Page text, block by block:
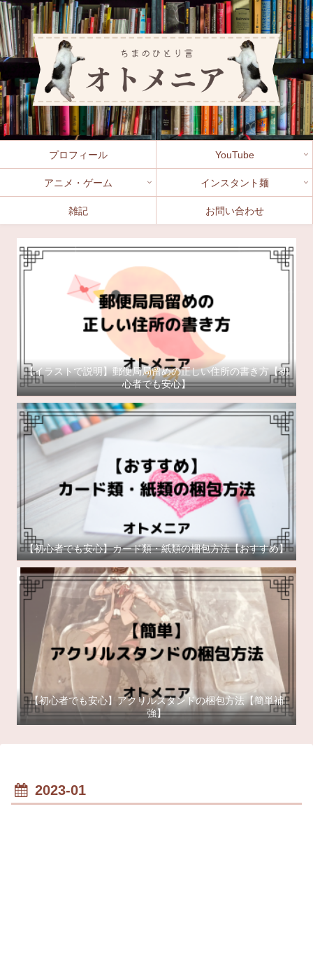
プロフィール YouTube
アニメ・ゲーム インスタント麺
雑記 お問い合わせ
【イラストで説明】郵便局局留めの正しい住所の書き方【初
心者でも安心】
【初心者でも安心】カード類・紙類の梱包方法【おすすめ】
【初心者でも安心】アクリルスタンドの梱包方法【簡単補
強】
2023-01